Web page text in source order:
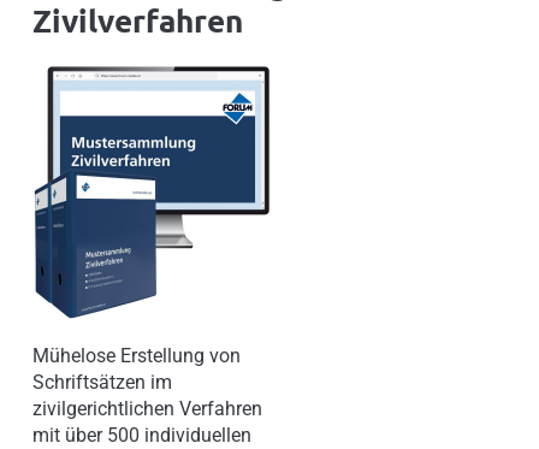
Zivilverfahren
Mühelose Erstellung von
Schriftsätzen im
zivilgerichtlichen Verfahren
mit über 500 individuellen